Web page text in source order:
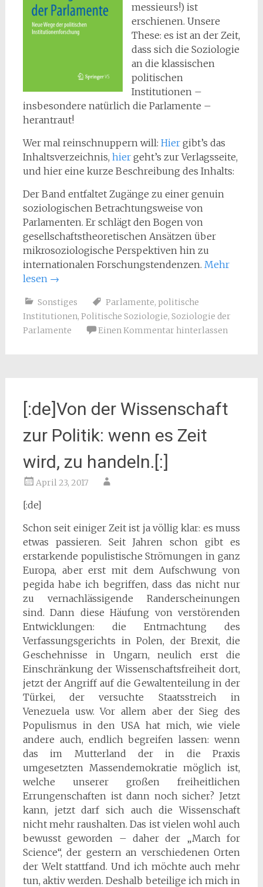
messieurs!) ist
erschienen. Unsere
These: es ist an der Zeit,
dass sich die Soziologie
an die klassischen
politischen
Institutionen –
insbesondere natürlich die Parlamente –
herantraut!
Wer mal reinschnuppern will: Hiergibt’s das
Inhaltsverzeichnis, hiergeht’s zur Verlagsseite,
und hier eine kurze Beschreibung des Inhalts:
Der Band entfaltet Zugänge zu einer genuin
soziologischen Betrachtungsweise von
Parlamenten. Er schlägt den Bogen von
gesellschaftstheoretischen Ansätzen über
mikrosoziologische Perspektiven hin zu
internationalen Forschungstendenzen. Mehr
lesen →
Sonstiges Parlamente, politische
Institutionen, Politische Soziologie, Soziologie der
Parlamente
Einen Kommentar hinterlassen
[:de]Von der Wissenschaft
zur Politik: wenn es Zeit
wird, zu handeln.[:]
April 23, 2017
[:de]
Schon seit einiger Zeit ist ja völlig klar: es muss
etwas passieren. Seit Jahren schon gibt es
erstarkende populistische Strömungen in ganz
Europa, aber erst mit dem Aufschwung von
pegida habe ich begriffen, dass das nicht nur
zu vernachlässigende Randerscheinungen
sind. Dann diese Häufung von verstörenden
Entwicklungen: die Entmachtung des
Verfassungsgerichts in Polen, der Brexit, die
Geschehnisse in Ungarn, neulich erst die
Einschränkung der Wissenschaftsfreiheit dort,
jetzt der Angriff auf die Gewaltenteilung in der
Türkei, der versuchte Staatsstreich in
Venezuela usw. Vor allem aber der Sieg des
Populismus in den USA hat mich, wie viele
andere auch, endlich begreifen lassen: wenn
das im Mutterland der in die Praxis
umgesetzten Massendemokratie möglich ist,
welche unserer großen freiheitlichen
Errungenschaften ist dann noch sicher? Jetzt
kann, jetzt darf sich auch die Wissenschaft
nicht mehr raushalten. Das ist vielen wohl auch
bewusst geworden – daher der „March for
Science“, der gestern an verschiedenen Orten
der Welt stattfand. Und ich möchte auch mehr
tun, aktiv werden. Deshalb beteilige ich mich in